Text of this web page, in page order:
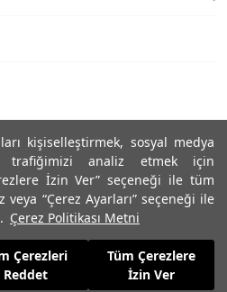
kişiselleştirmek, sosyal medya
trafiğimizi analiz etmek için
İzin Ver” seçeneği ile tüm
“Çerez Ayarları” seçeneği ile
Çerez Politikası Metni
Çerezleri
Reddet
Tüm Çerezlere
İzin Ver
Saklıdır, İzinsiz kullanılamaz